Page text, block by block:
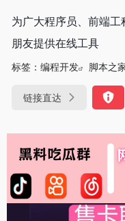
为广大程序员、前端
朋友提供在线工具
标签： 编程开发 脚本之
链接直达